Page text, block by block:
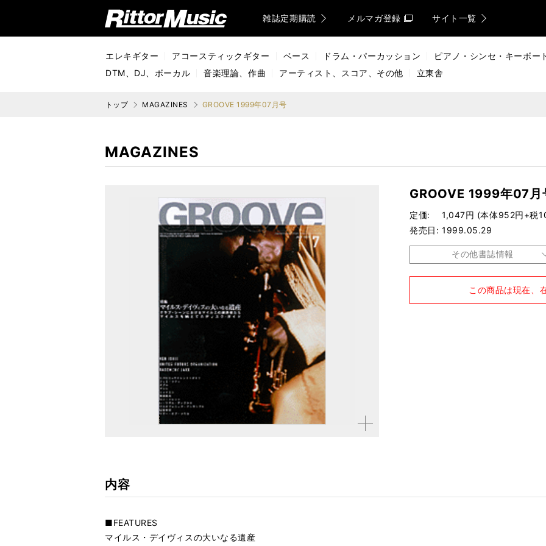
リットーミュージック (Rittor Music) 雑誌定期購読 メルマガ登録 サイト一覧
エレキギター アコースティックギター ベース ドラム・パーカッション ピアノ・シンセ・キーボー
DTM、DJ、ボーカル
音楽理論、作曲 アーティスト、スコア、その他 立東舎
トップ MAGAZINES GROOVE 1999年07月号
MAGAZINES
拡大す
GROOVE 1999年07月
定価
1,047円 (本体952円+税
発売日
1999.05.29
その他書誌情報
雑誌この商品は現在、
内容
■FEATURES
マイルス・デイヴィスの大いなる遺産